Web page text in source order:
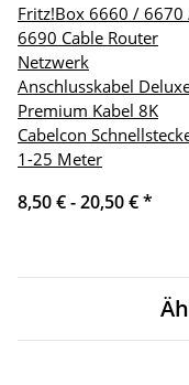
Fritz!Box 6660 / 6670
6690 Cable Router
Netzwerk
Anschlusskabel
Premium Kabel 8K
Cabelcon
1-25 Meter
8,50 € -20,50 €*